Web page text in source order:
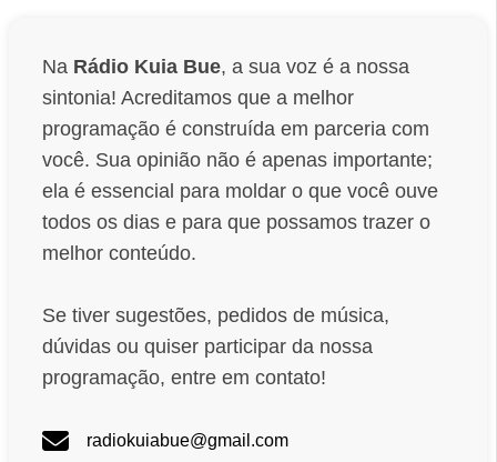
Na Rádio Kuia Bue, a sua voz é a nossa
sintonia! Acreditamos que a melhor
programação é construída em parceria com
você. Sua opinião não é apenas importante;
ela é essencial para moldar o que você ouve
todos os dias e para que possamos trazer o
melhor conteúdo.
Se tiver sugestões, pedidos de música,
dúvidas ou quiser participar da nossa
programação, entre em contato!
radiokuiabue@gmail.com